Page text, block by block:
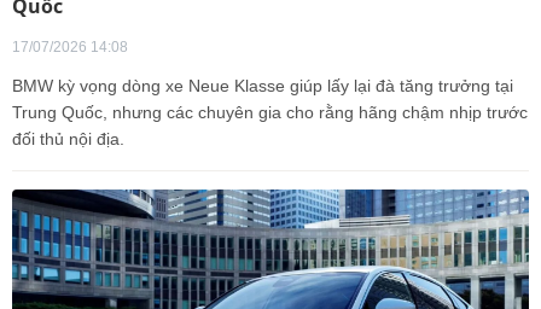
Quốc
17/07/2026 14:08
BMW kỳ vọng dòng xe Neue Klasse giúp lấy lại đà tăng trưởng tại
Trung Quốc, nhưng các chuyên gia cho rằng hãng chậm nhịp trước
đối thủ nội địa.